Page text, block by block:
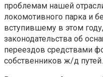
проблемам нашей
локомотивного парка и
вступившему в этом
законодательства об
переездов средствами
собственников ж/д путей.